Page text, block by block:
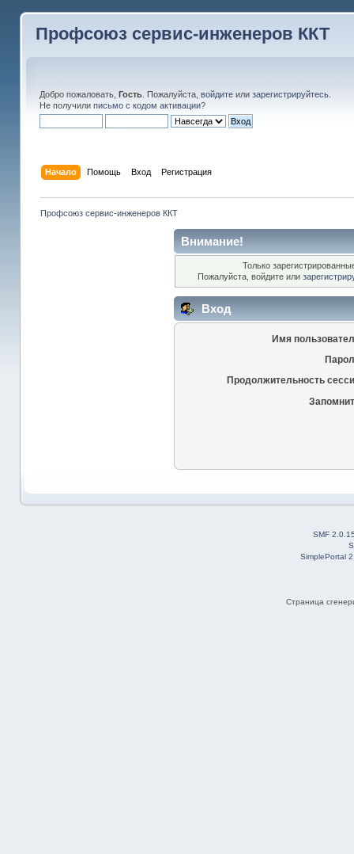
Профсоюз сервис-инженеров ККТ
Добро пожаловать, Гость. Пожалуйста, войдитеили зарегистрируйтесь.
Не получили письмо с кодом активации?
Начало Помощь Вход Регистрация
Профсоюз сервис-инженеров ККТ
Внимание!
Только
Пожалуйста, войдите или
Вход
Имя
Продолжительность
SMF
SimplePortal
Страница